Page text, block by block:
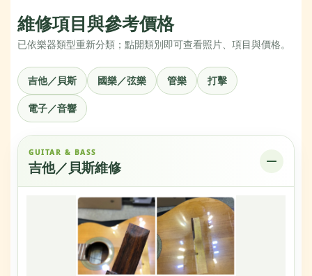
維修項目與參考價格
已依樂器類型重新分類；點開類別即可查看照片、項目與價格。
吉他／貝斯 國樂／弦樂 管樂 打擊
電子／音響
GUITAR & BASS
吉他／貝斯維修